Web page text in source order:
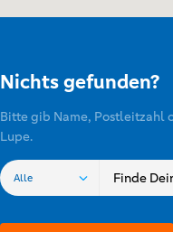
Nichts gefunden?
Bitte gib Name, Postleitzahl
Lupe.